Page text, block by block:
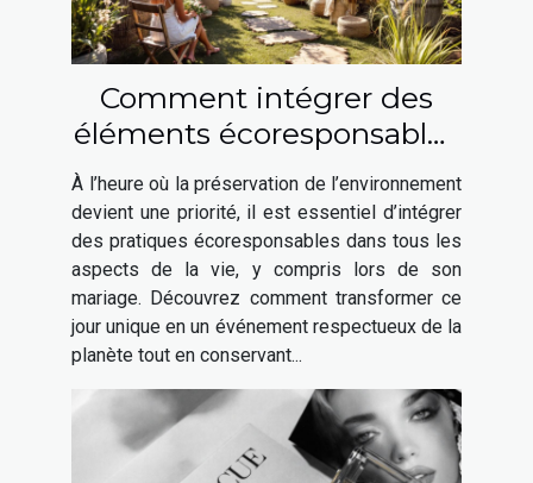
Comment intégrer des
éléments écoresponsables
à votre mariage ?
À l’heure où la préservation de l’environnement
devient une priorité, il est essentiel d’intégrer
des pratiques écoresponsables dans tous les
aspects de la vie, y compris lors de son
mariage. Découvrez comment transformer ce
jour unique en un événement respectueux de la
planète tout en conservant...